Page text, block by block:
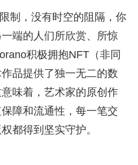
制，没有时空的阻隔，你
端的人们所欣赏、所惊
积极拥抱NFT（非同
品提供了独一无二的数
味着，艺术家的原创作
障和流通性，每一笔交
都得到坚实守护。